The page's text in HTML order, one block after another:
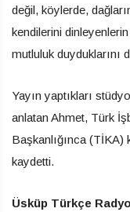
değil, köylerde,
kendilerini
mutluluk duyduklarını
Yayın yaptıkları
anlatan Ahmet, Türk
Başkanlığınca (TİKA)
kaydetti.
Üsküp Türkçe